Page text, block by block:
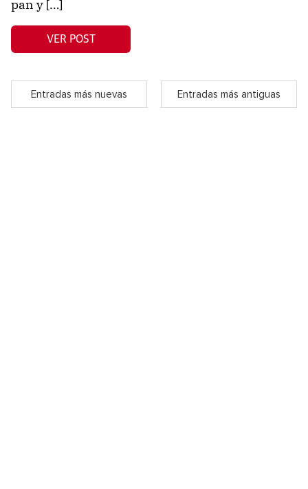
pan y […]
VER POST
Entradas más nuevas Entradas más antiguas